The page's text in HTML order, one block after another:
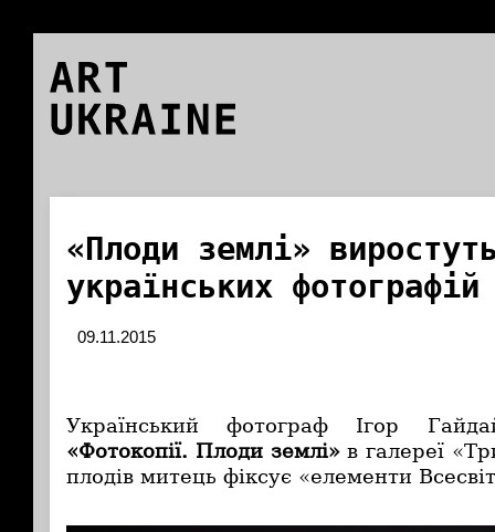
ART
UKRAINE
«Плоди землі»
українських фотографій
09.11.2015
Український фотограф Ігор
«Фотокопії. Плоди землі»в галереї
плодів митець фіксує «елементи